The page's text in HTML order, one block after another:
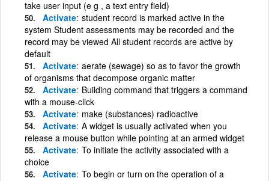
take user input (e g , a text entry field)
Activate student record is marked active in the
system Student assessments may be recorded and the
record may be viewed All student records are active by
default
Activate aerate (sewage) so as to favor the growth
of organisms that decompose organic matter
Activate Building command that triggers a command
with a mouse-click
Activate make (substances) radioactive
Activate A widget is usually activated when you
release a mouse button while pointing at an armed widget
Activate To initiate the activity associated with a
choice
Activate To begin or turn on the operation of a